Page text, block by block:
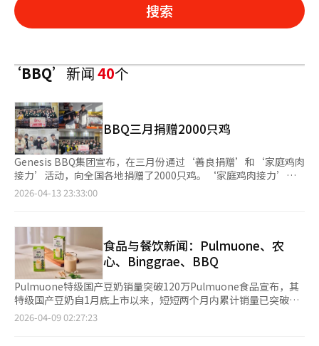
搜索
‘BBQ’新闻40个
BBQ三月捐赠2000只鸡
Genesis BBQ集团宣布，在三月份通过‘善良捐赠’和‘家庭鸡肉
接力’活动，向全国各地捐赠了2000只鸡。‘家庭鸡肉接力’活
动在首尔、京畿、大田、全南新安、庆北浦项等地进行，向地区儿
续。BBQ向京畿道光州、城南、河南地区的独居老人和残疾人福利
设施捐赠了1000只鸡，支持弱势群体。该活动以学员和员工参与
的烹饪技能捐赠形式进行。此外，BBQ通过‘上门鸡肉接力’访问
社会福利设施圣爱院，捐赠了80份由黄金橄榄鸡腿和配菜组成的鸡
肉，开展以现场为中心的分享活动。※ 本报道经人工智能（AI）系
统翻译与编辑。
2026-04-13 23:33:00
食品与餐饮新闻：Pulmuone、农
心、Binggrae、BBQ
Pulmuone特级国产豆奶销量突破120万Pulmuone食品宣布，其
特级国产豆奶自1月底上市以来，短短两个月内累计销量已突破
120万。这款豆奶使用特级国产大豆，豆渣不被去除，豆奶原液含
2026-04-09 02:27:23